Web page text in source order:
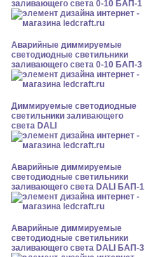
заливающего света 0-10 БАП-1
Аварийные диммируемые
светодиодные светильники
заливающего света 0-10 БАП-3
Диммируемые светодиодные
светильники заливающего
света DALI
Аварийные диммируемые
светодиодные светильники
заливающего света DALI БАП-1
Аварийные диммируемые
светодиодные светильники
заливающего света DALI БАП-3